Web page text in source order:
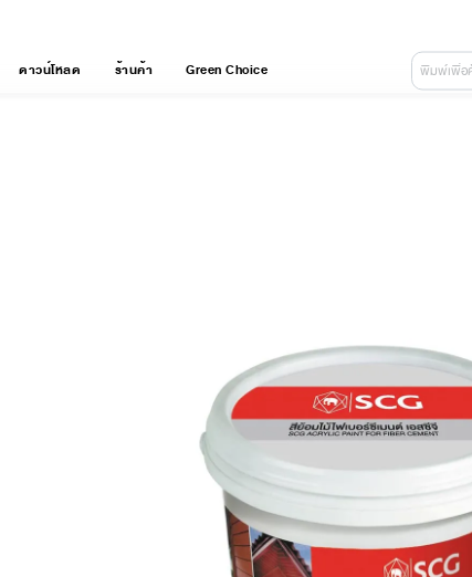
ดาวน์โหลด ร้านค้า Green Choice